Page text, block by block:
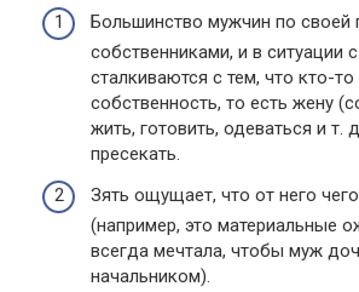
Большинство мужчин по своей
собственниками, и в ситуации
сталкиваются с тем, что кто-то
собственность, то есть жену
жить, готовить, одеваться и т.
пресекать.
Зять ощущает, что от него
(например, это материальные
всегда мечтала, чтобы муж
начальником).